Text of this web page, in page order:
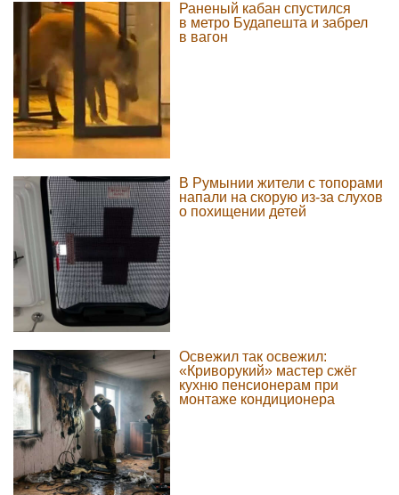
Раненый кабан спустился
в метро Будапешта и забрел
в вагон
В Румынии жители с топорами
напали на скорую из-за слухов
о похищении детей
Освежил так освежил:
«Криворукий» мастер сжёг
кухню пенсионерам при
монтаже кондиционера